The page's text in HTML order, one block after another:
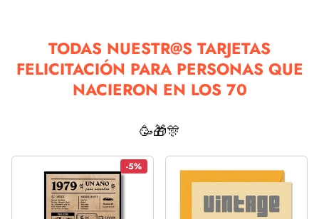
TODAS NUESTR@S TARJETAS
FELICITACIÓN PARA PERSONAS QUE
NACIERON EN LOS 70
🥳🎁🎊
-5%